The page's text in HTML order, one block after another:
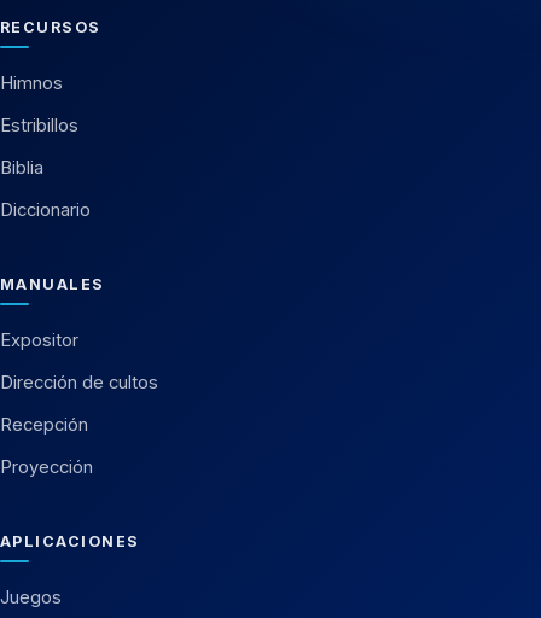
RECURSOS
Himnos
Estribillos
Biblia
Diccionario
MANUALES
Expositor
Dirección de cultos
Recepción
Proyección
APLICACIONES
Juegos